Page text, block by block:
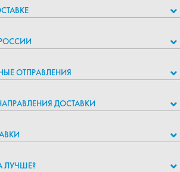
ОТПРАВЛЕНИЯ
ДОСТАВКИ
ЛУЧШЕ?